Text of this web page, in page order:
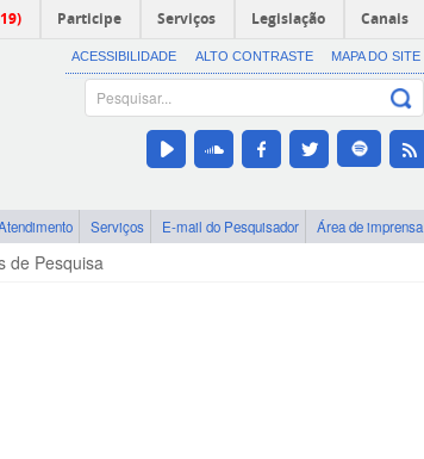
Participe Serviços Legislação Canais
ACESSIBILIDADE ALTO CONTRASTE MAPA DO SITE
Serviços E-mail do Pesquisador Área de imprensa
de Pesquisa